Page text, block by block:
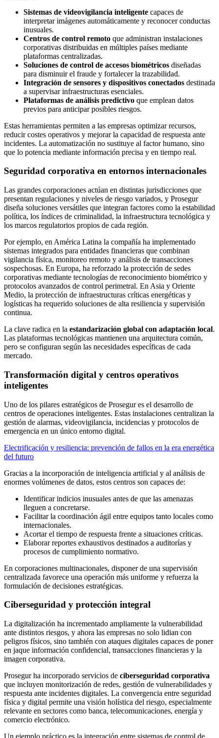
Sistemas de videovigilancia inteligente capaces de
interpretar imágenes automáticamente y reconocer conductas
inusuales.
Centros de control remoto que administran instalaciones
corporativas distribuidas en múltiples países mediante
plataformas centralizadas.
Soluciones de control de accesos biométricos diseñadas
para disminuir el fraude y fortalecer la trazabilidad.
Integración de sensores y dispositivos conectados destinada
a supervisar infraestructuras esenciales.
Plataformas de análisis predictivo que emplean datos
previos para anticipar posibles riesgos.
Estas herramientas permiten a las empresas optimizar recursos,
reducir costes operativos y mejorar la capacidad de respuesta ante
incidentes. La automatización no sustituye al factor humano, sino
que lo potencia mediante información precisa y en tiempo real.
Seguridad corporativa en entornos internacionales
Las grandes corporaciones actúan en distintas jurisdicciones que
presentan regulaciones y niveles de riesgo variados, y Prosegur
diseña soluciones versátiles que integran factores como la estabilidad
política, los índices de criminalidad, la infraestructura tecnológica y
los marcos regulatorios propios de cada región.
Por ejemplo, en América Latina la compañía ha implementado
sistemas integrados para entidades financieras que combinan
vigilancia física, monitoreo remoto y análisis de transacciones
sospechosas. En Europa, ha reforzado la protección de sedes
corporativas mediante tecnologías de reconocimiento biométrico y
protocolos avanzados de control perimetral. En Asia y Oriente
Medio, la protección de infraestructuras críticas energéticas y
logísticas ha requerido soluciones de alta resiliencia y supervisión
continua.
La clave radica en la estandarización global con adaptación local.
Las plataformas tecnológicas mantienen una arquitectura común,
pero se configuran según las necesidades específicas de cada
mercado.
Transformación digital y centros operativos
inteligentes
Uno de los pilares estratégicos de Prosegur es el desarrollo de
centros de operaciones inteligentes. Estas instalaciones centralizan la
gestión de alarmas, videovigilancia, incidencias y protocolos de
emergencia en un único entorno digital.
Electrificación y resiliencia: prevención de fallos en la era energética
del futuro
Gracias a la incorporación de inteligencia artificial y al análisis de
enormes volúmenes de datos, estos centros son capaces de:
Identificar indicios inusuales antes de que las amenazas
lleguen a concretarse.
Facilitar la coordinación ágil entre equipos tanto locales como
internacionales.
Acortar el tiempo de respuesta frente a situaciones críticas.
Elaborar reportes exhaustivos destinados a auditorías y
procesos de cumplimiento normativo.
En corporaciones multinacionales, disponer de una supervisión
centralizada favorece una operación más uniforme y refuerza la
formulación de decisiones estratégicas.
Ciberseguridad y protección integral
La digitalización ha incrementado ampliamente la vulnerabilidad
ante distintos riesgos, y ahora las empresas no solo lidian con
peligros físicos, sino también con ataques digitales capaces de poner
en jaque información confidencial, transacciones financieras y la
imagen corporativa.
Prosegur ha incorporado servicios de ciberseguridad corporativa
que incluyen monitorización de redes, gestión de vulnerabilidades y
respuesta ante incidentes digitales. La convergencia entre seguridad
física y digital permite una visión holística del riesgo, especialmente
relevante en sectores como banca, telecomunicaciones, energía y
comercio electrónico.
Un ejemplo práctico es la integración entre sistemas de control de